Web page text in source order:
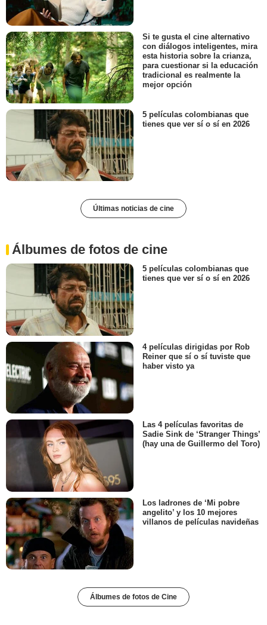
Si te gusta el cine alternativo
con diálogos inteligentes, mira
esta historia sobre la crianza,
para cuestionar si la educación
tradicional es realmente la
mejor opción
5 películas colombianas que
tienes que ver sí o sí en 2026
Últimas noticias de cine
Álbumes de fotos de cine
5 películas colombianas que
tienes que ver sí o sí en 2026
4 películas dirigidas por Rob
Reiner que sí o sí tuviste que
haber visto ya
Las 4 películas favoritas de
Sadie Sink de ‘Stranger Things’
(hay una de Guillermo del Toro)
Los ladrones de ‘Mi pobre
angelito’ y los 10 mejores
villanos de películas navideñas
Álbumes de fotos de Cine